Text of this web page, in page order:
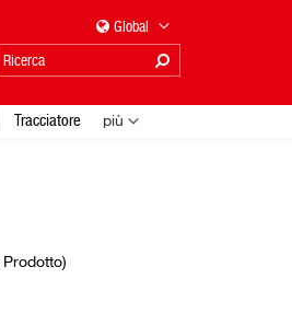
Prodotto)
Global
Tracciatore più